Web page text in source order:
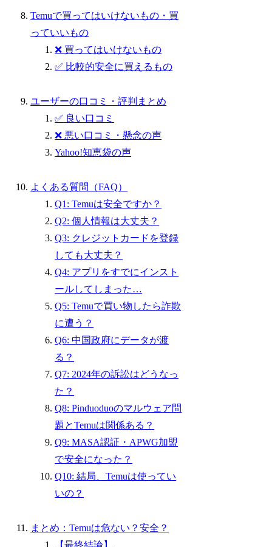
Temuで買ってはいけないもの・買
っていいもの
❌ 買ってはいけないもの
✅ 比較的安全に買えるもの
ユーザーの口コミ・評判まとめ
✅ 良い口コミ
❌ 悪い口コミ・懸念の声
Yahoo!知恵袋の声
よくある質問（FAQ）
Q1: Temuは安全ですか？
Q2: 個人情報は大丈夫？
Q3: クレジットカードを登録
しても大丈夫？
Q4: アプリをすでにインスト
ールしてしまった…
Q5: Temuで買い物したら詐欺
に遭う？
Q6: 中国政府にデータが渡
る？
Q7: 2024年の訴訟はどうなっ
た？
Q8: Pinduoduoのマルウェア問
題とTemuは関係ある？
Q9: MASA認証・APWG加盟
で安全になった？
Q10: 結局、Temuは使ってい
いの？
まとめ：Temuは危ない？安全？
【最終結論】